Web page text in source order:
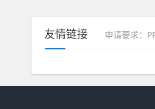
友情链接 申请要求：